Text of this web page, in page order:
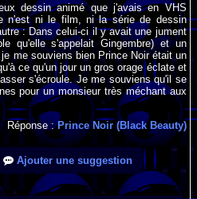
dessin animé que j'avais en VHS
n'est ni le film, ni la série de dessin
: Dans celui-ci il y avait une jument
qu'elle s'appelait Gingembre) et un
me souviens bien Prince Noir était un
ce qu'un jour un gros orage éclate et
s'écroule. Je me souviens qu'il se
pour un monsieur très méchant aux
Réponse :Prince Noir (Black Beauty)
Ajouter une suggestion